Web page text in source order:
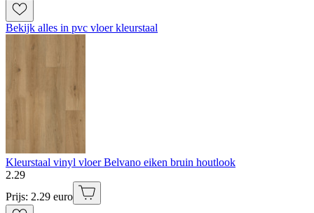
Bekijk alles in pvc vloer kleurstaal
Kleurstaal vinyl vloer Belvano eiken bruin houtlook
2.29
Prijs: 2.29 euro